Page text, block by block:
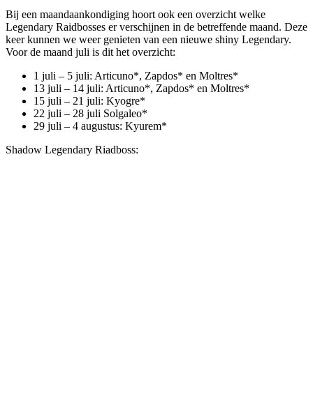
Bij een maandaankondiging hoort ook een overzicht welke
Legendary Raidbosses er verschijnen in de betreffende maand. Deze
keer kunnen we weer genieten van een nieuwe shiny Legendary.
Voor de maand juli is dit het overzicht:
1 juli – 5 juli: Articuno*, Zapdos* en Moltres*
13 juli – 14 juli: Articuno*, Zapdos* en Moltres*
15 juli – 21 juli: Kyogre*
22 juli – 28 juli Solgaleo*
29 juli – 4 augustus: Kyurem*
Shadow Legendary Riadboss: